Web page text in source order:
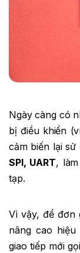
Ngày càng có
bị điều khiển
cảm biến lại
SPI, UART,
tạp.
Vì vậy, để đơn
nâng cao
giao tiếp mới